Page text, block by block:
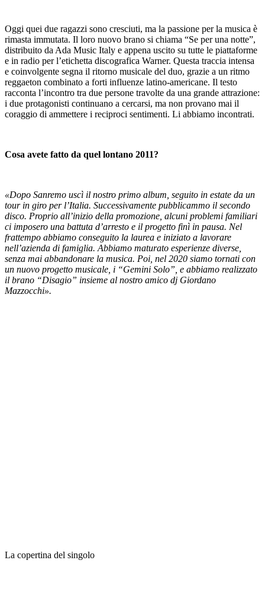
Oggi quei due ragazzi sono cresciuti, ma la passione per la musica è
rimasta immutata. Il loro nuovo brano si chiama “Se per una notte”,
distribuito da Ada Music Italy e appena uscito su tutte le piattaforme
e in radio per l’etichetta discografica Warner. Questa traccia intensa
e coinvolgente segna il ritorno musicale del duo, grazie a un ritmo
reggaeton combinato a forti influenze latino-americane. Il testo
racconta l’incontro tra due persone travolte da una grande attrazione:
i due protagonisti continuano a cercarsi, ma non provano mai il
coraggio di ammettere i reciproci sentimenti. Li abbiamo incontrati.
Cosa avete fatto da quel lontano 2011?
«Dopo Sanremo uscì il nostro primo album, seguito in estate da un
tour in giro per l’Italia. Successivamente pubblicammo il secondo
disco. Proprio all’inizio della promozione, alcuni problemi familiari
ci imposero una battuta d’arresto e il progetto finì in pausa. Nel
frattempo abbiamo conseguito la laurea e iniziato a lavorare
nell’azienda di famiglia. Abbiamo maturato esperienze diverse,
senza mai abbandonare la musica. Poi, nel 2020 siamo tornati con
un nuovo progetto musicale, i “Gemini Solo”, e abbiamo realizzato
il brano “Disagio” insieme al nostro amico dj Giordano
Mazzocchi».
La copertina del singolo